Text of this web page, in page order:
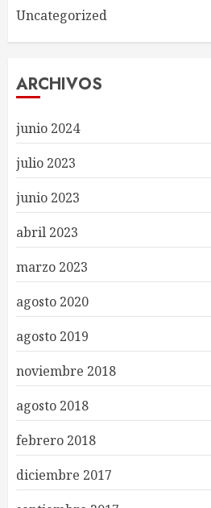
Uncategorized
ARCHIVOS
junio 2024
julio 2023
junio 2023
abril 2023
marzo 2023
agosto 2020
agosto 2019
noviembre 2018
agosto 2018
febrero 2018
diciembre 2017